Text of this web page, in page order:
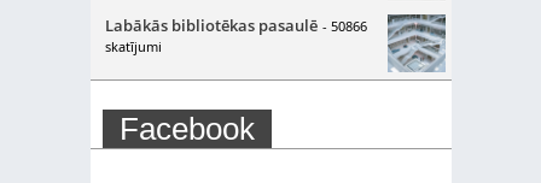
Labākās bibliotēkas pasaulē - 50866
skatījumi
Facebook